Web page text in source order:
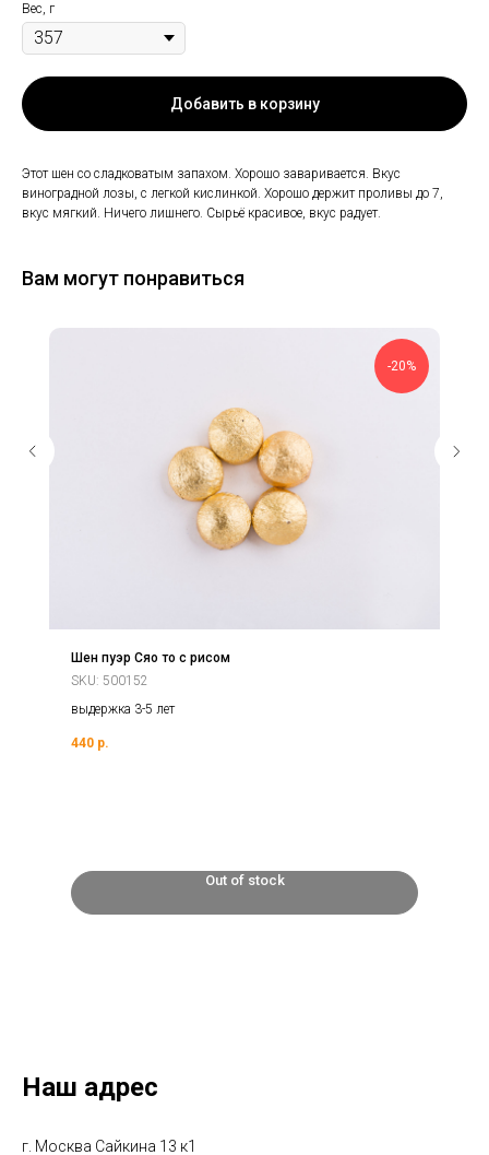
Вес, г
Добавить в корзину
Этот шен со сладковатым запахом. Хорошо заваривается. Вкус
виноградной лозы, с легкой кислинкой. Хорошо держит проливы до 7,
вкус мягкий. Ничего лишнего. Сырьё красивое, вкус радует.
Вам могут понравиться
-20%
Шен пуэр Cяо то с рисом
SKU: 500152
выдержка 3-5 лет
440 р.
Out of stock
Наш адрес
г. Москва Сайкина 13 к1